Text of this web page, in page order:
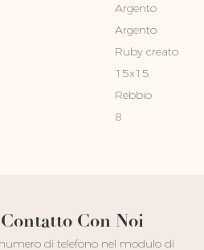
Argento
Argento
Ruby creato
15x15
Rebbio
8
Con Noi
di telefono nel modulo di